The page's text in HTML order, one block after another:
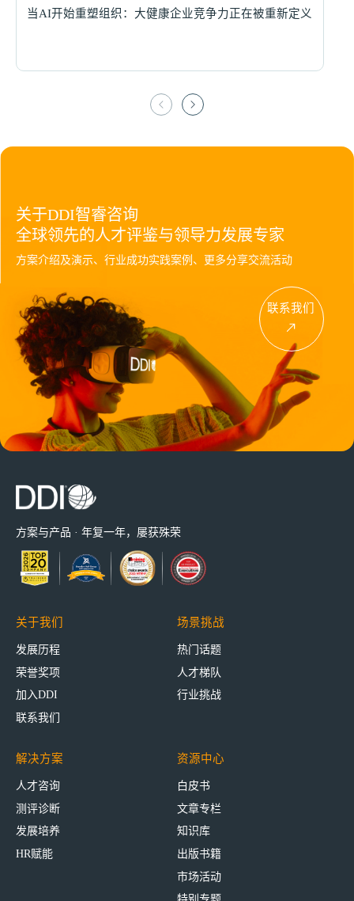
企业转型五大关键阶段，领导者如何跨越？
关于DDI智睿咨询
全球领先的人才评鉴与领导力发展专家
方案介绍及演示、行业成功实践案例、更多分享交流活动
联系我们
方案与产品 · 年复一年，屡获殊荣
关于我们
发展历程
荣誉奖项
加入DDI
联系我们
场景挑战
热门话题
人才梯队
行业挑战
解决方案
人才咨询
测评诊断
发展培养
HR赋能
资源中心
白皮书
文章专栏
知识库
出版书籍
市场活动